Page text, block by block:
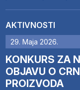
AKTIVNOSTI
29. Maja 2026.
KONKURS ZA
OBJAVU O
PROIZVODA